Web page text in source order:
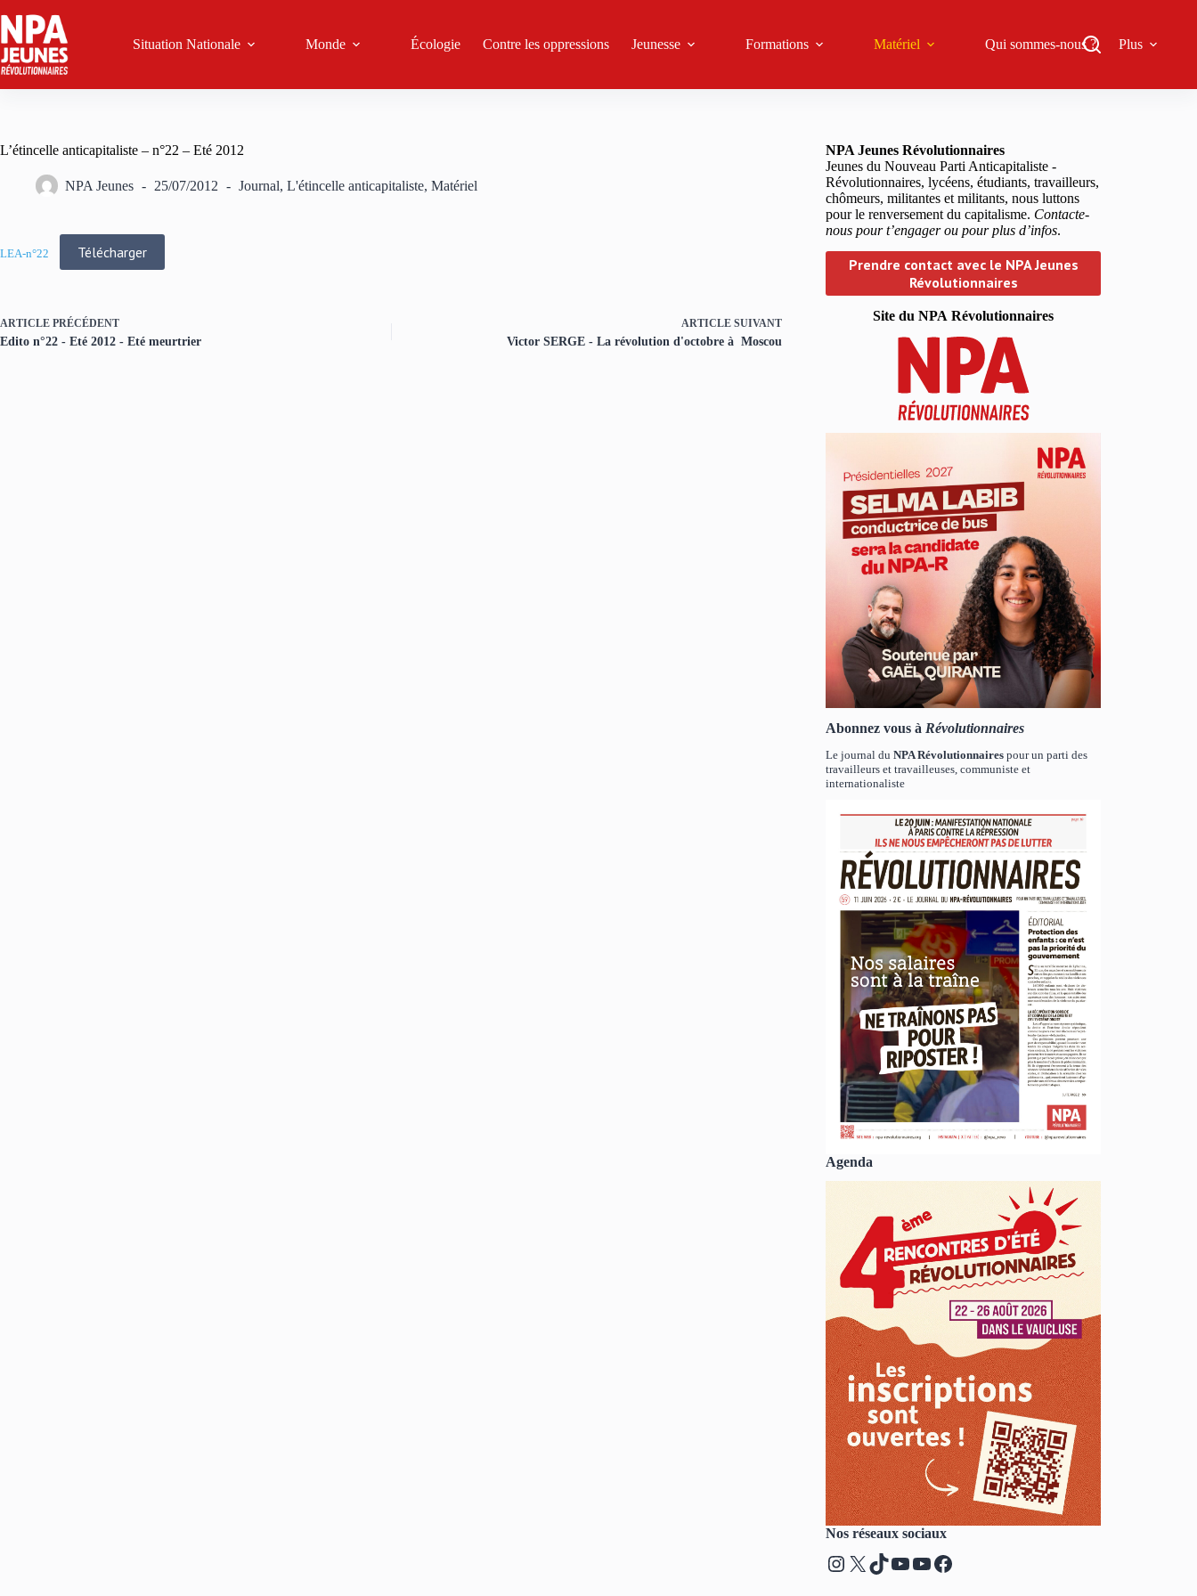
au
contenu
Situation Nationale Monde Écologie Contre les oppressions Jeunesse Formations Matériel Qui sommes-nous ? Plus
L’étincelle anticapitaliste – n°22 – Eté 2012
NPA Jeunes 25/07/2012 Journal, L'étincelle anticapitaliste, Matériel
LEA-n°22 Télécharger
ARTICLE PRÉCÉDENT
Edito n°22 - Eté 2012 - Eté meurtrier
ARTICLESUIVANT
Victor SERGE - La révolution d'octobre à Moscou
NPA Jeunes Révolutionnaires
Jeunes du Nouveau Parti Anticapitaliste -
Révolutionnaires, lycéens, étudiants, travailleurs,
chômeurs, militantes et militants, nous luttons
pour le renversement du capitalisme. Contacte-
nous pour t’engager ou pour plus d’infos.
Prendre contact avec le NPA Jeunes
Révolutionnaires
Site du NPA Révolutionnaires
Abonnez vous à Révolutionnaires
Le journal duNPA Révolutionnaires pour un parti des
travailleurs et travailleuses, communiste et
internationaliste
Agenda
Nos réseaux sociaux
Instagram
X TikTok
YouTube
YouTube
Facebook